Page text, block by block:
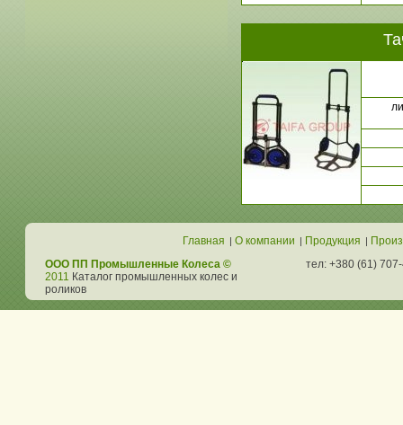
Главная | О компании | Продукция |
ООО ПП Промышленные Колеса ©
2011 Каталог промышленных колес и
роликов
тел: +380 (61)